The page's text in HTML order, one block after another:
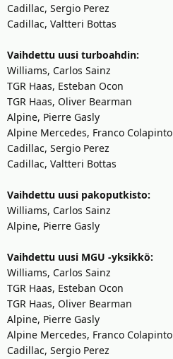
Cadillac, Sergio Perez
Cadillac, Valtteri Bottas
Vaihdettu uusi turboahdin:
Williams, Carlos Sainz
TGR Haas, Esteban Ocon
TGR Haas, Oliver Bearman
Alpine, Pierre Gasly
Alpine Mercedes, Franco Colapinto
Cadillac, Sergio Perez
Cadillac, Valtteri Bottas
Vaihdettu uusi pakoputkisto:
Williams, Carlos Sainz
Alpine, Pierre Gasly
Vaihdettu uusi MGU -yksikkö:
Williams, Carlos Sainz
TGR Haas, Esteban Ocon
TGR Haas, Oliver Bearman
Alpine, Pierre Gasly
Alpine Mercedes, Franco Colapinto
Cadillac, Sergio Perez